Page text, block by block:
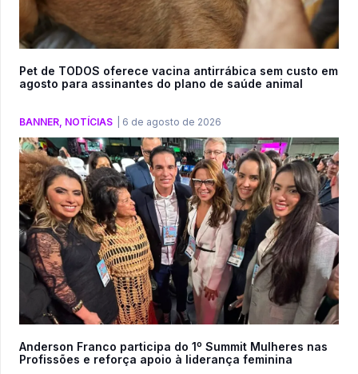
Pet de TODOS oferece vacina antirrábica sem custo em
agosto para assinantes do plano de saúde animal
BANNER NOTÍCIAS 6 de agosto de 2026
Anderson Franco participa do 1º Summit Mulheres nas
Profissões e reforça apoio à liderança feminina